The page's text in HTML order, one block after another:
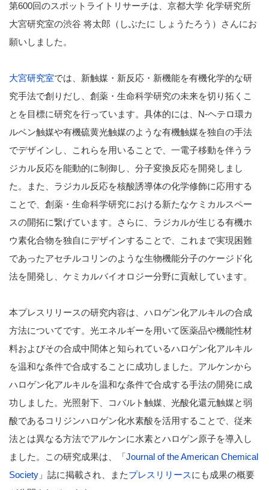
第600回のスポットライトリサーチは、京都大学 化学研究所
大宮研究室の渋谷 将太郎（しぶたに しょうたろう）さんにお
願いしました。
大宮研究室では、新触媒・新反応・新機能を有機化学的な研
究手法で創りだし、創薬・生命科学研究の未来を切り拓くこ
とを目標に研究を行っています。具体的には、N-ヘテロ環カ
ルベン触媒や有機硫黄光触媒のような有機触媒を独自の手法
でデザインし、これらを用いることで、一電子移動を伴うラ
ジカル反応を能動的に制御し、分子変換反応を開発しまし
た。また、ラジカル反応を核酸誘導体の化学修飾に応用する
ことで、創薬・生命科学研究における新たなケミカルスペー
スの開拓に繋げています。さらに、ラジカルが生じる有機ホ
ウ素化合物を独自にデザインすることで、これまで実現困難
であったアセチルコリンのような生物機能分子のケージド化
法を開発し、ケミカルバイオロジー分野に貢献しています。
本プレスリリースの研究内容は、ハロゲン化アルキルの合成
方法についてです。光エネルギーを用いて医薬品や機能性材
料およびその合成中間体と知られているハロゲン化アルキル
を温和な条件で合成することに成功しました。アルケンから
ハロゲン化アルキルを温和な条件で合成する手法の開発に成
功しました。光照射下、コバルト触媒、光酸化還元触媒と弱
酸であるコリジンハロゲン化水素酸を活用することで、従来
法とは異なる方法でアルケンに水素とハロゲン原子を導入し
ました。この研究成果は、「Journal of the American Chemical
Society 」誌に掲載され、またプレスリリースにも成果の概要